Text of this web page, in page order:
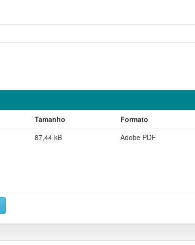
Tamanho
Formato
87,44 kB Adobe PDF